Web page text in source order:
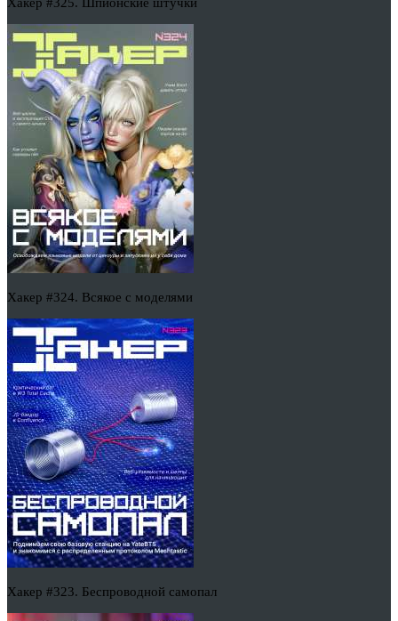
Хакер #325. Шпионские штучки
Хакер #324. Всякое с моделями
Хакер #323. Беспроводной самопал